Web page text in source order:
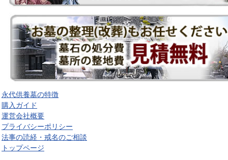
永代供養墓の特徴
購入ガイド
運営会社概要
プライバシーポリシー
法事の読経・戒名のご相談
トップページ